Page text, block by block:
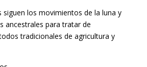
siguen los movimientos de la luna y
ancestrales para tratar de
tradicionales de agricultura y